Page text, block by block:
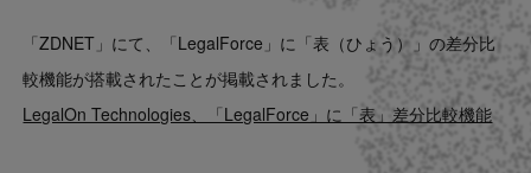
LegalOn Now
「ZDNET」にて、「LegalForce」に「表（ひょう）」の差分比
較機能が搭載されたことが掲載されました。
LegalOn Technologies、「LegalForce」に「表」差分比較機能